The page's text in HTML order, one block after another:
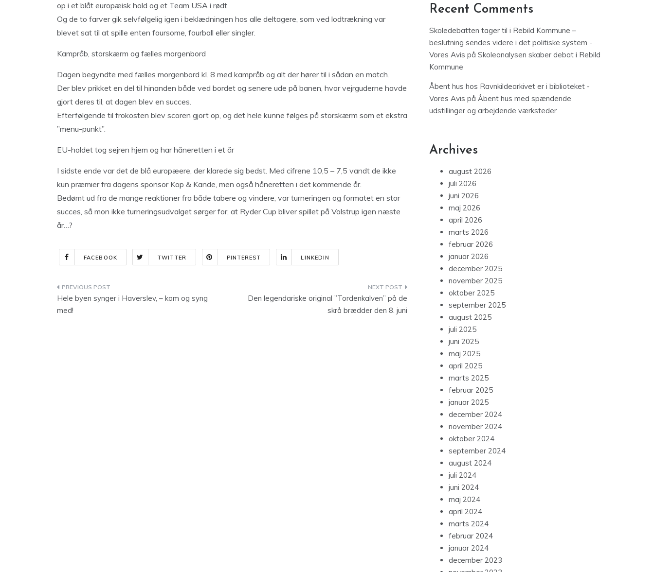
op i et blåt europæisk hold og et Team USA i rødt.
Og de to farver gik selvfølgelig igen i beklædningen hos alle deltagere, som ved lodtrækning var
blevet sat til at spille enten foursome, fourball eller singler.
Kampråb, storskærm og fælles morgenbord
Dagen begyndte med fælles morgenbord kl. 8 med kampråb og alt der hører til i sådan en match.
Der blev prikket en del til hinanden både ved bordet og senere ude på banen, hvor vejrguderne havde
gjort deres til, at dagen blev en succes.
Efterfølgende til frokosten blev scoren gjort op, og det hele kunne følges på storskærm som et ekstra
”menu-punkt”.
EU-holdet tog sejren hjem og har håneretten i et år
I sidste ende var det de blå europæere, der klarede sig bedst. Med cifrene 10,5 – 7,5 vandt de ikke
kun præmier fra dagens sponsor Kop & Kande, men også håneretten i det kommende år.
Bedømt ud fra de mange reaktioner fra både tabere og vindere, var turneringen og formatet en stor
succes, så mon ikke turneringsudvalget sørger for, at Ryder Cup bliver spillet på Volstrup igen næste
år…?
FACEBOOK TWITTER PINTEREST LINKEDIN
Indlægsnavigation
Hele byen synger i Haverslev, – kom og syng
med!
Den legendariske original ”Tordenkalven” på de
skrå brædder den 8. juni
Recent Comments
Skoledebatten tager til i Rebild Kommune –
beslutning sendes videre i det politiske system -
Vores Avis på Skoleanalysen skaber debat i Rebild
Kommune
Åbent hus hos Ravnkildearkivet er i biblioteket -
Vores Avis på Åbent hus med spændende
udstillinger og arbejdende værksteder
Archives
august 2026
juli 2026
juni 2026
maj 2026
april 2026
marts 2026
februar 2026
januar 2026
december 2025
november 2025
oktober 2025
september 2025
august 2025
juli 2025
juni 2025
maj 2025
april 2025
marts 2025
februar 2025
januar 2025
december 2024
november 2024
oktober 2024
september 2024
august 2024
juli 2024
juni 2024
maj 2024
april 2024
marts 2024
februar 2024
januar 2024
december 2023